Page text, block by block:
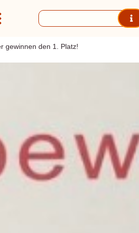
gewinnen den 1. Platz!